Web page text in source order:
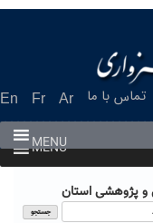
En Fr Ar تماس با ما
MENU
MENU
و پژوهشی استان